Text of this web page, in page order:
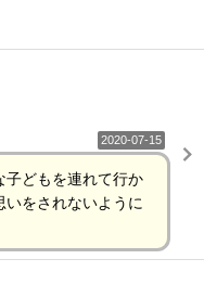
2020-07-15
どもを連れて行か
をされないように